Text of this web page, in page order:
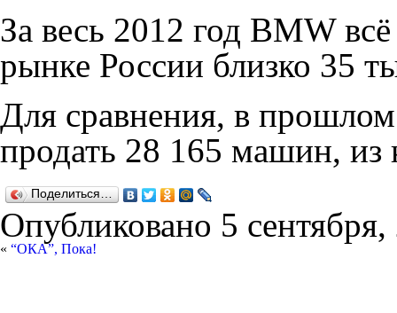
За весь 2012 год BMW
рынке России близко 35
Для сравнения, в
продать 28 165 машин,
Поделиться…
Опубликовано 5
« “ОКА”, Пока!